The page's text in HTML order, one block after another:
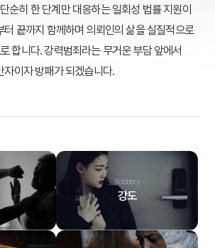
순히 한 단계만 대응하는 일회성 법률 지원이
터 끝까지 함께하며 의뢰인의 삶을 실질적으로
합니다.강력범죄라는 무거운 부담 앞에서
자이자 방패가 되겠습니다.
Robbery
강도